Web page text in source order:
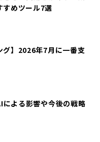
すめツール7選
グ】2026年7月に一番支
による影響や今後の戦略